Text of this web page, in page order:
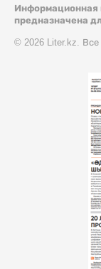
Информационная
предназначена
© 2026 Liter.kz.